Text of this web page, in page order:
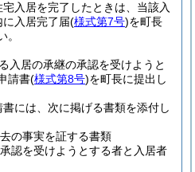
入居を完了したときは、当該入
入居完了届(様式第7号)を町長
。
入居の承継の承認を受けようと
請書(様式第8号)を町長に提出し
には、次に掲げる書類を添付し
の事実を証する書類
認を受けようとする者と入居者